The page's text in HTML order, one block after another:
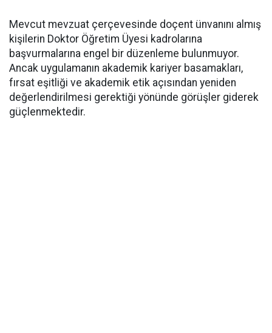
Mevcut mevzuat çerçevesinde doçent ünvanını almış
kişilerin Doktor Öğretim Üyesi kadrolarına
başvurmalarına engel bir düzenleme bulunmuyor.
Ancak uygulamanın akademik kariyer basamakları,
fırsat eşitliği ve akademik etik açısından yeniden
değerlendirilmesi gerektiği yönünde görüşler giderek
güçlenmektedir.